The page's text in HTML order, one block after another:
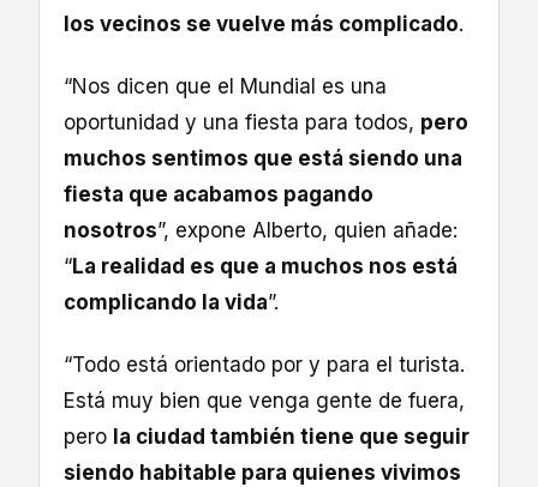
los vecinos se vuelve más complicado.
“Nos dicen que el Mundial es una
oportunidad y una fiesta para todos, pero
muchos sentimos que está siendo una
fiesta que acabamos pagando
nosotros”, expone Alberto, quien añade:
“La realidad es que a muchos nos está
complicando la vida”.
“Todo está orientado por y para el turista.
Está muy bien que venga gente de fuera,
pero la ciudad también tiene que seguir
siendo habitable para quienes vivimos